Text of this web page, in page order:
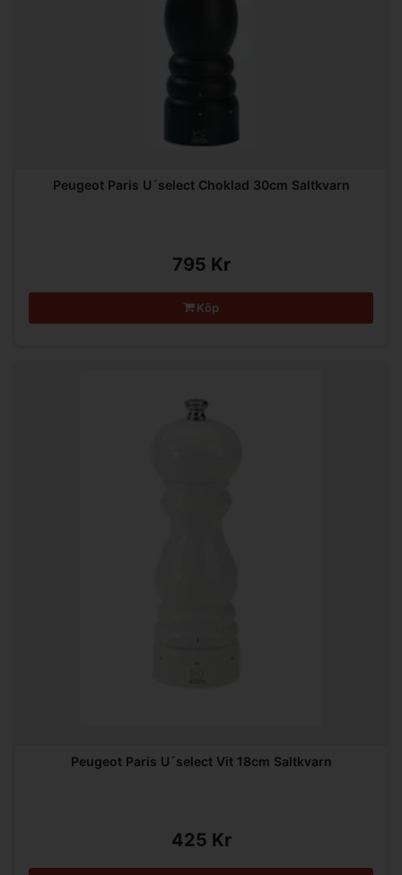
Peugeot Paris U´select Choklad 30cm Saltkvarn
795 Kr
Köp
Peugeot Paris U´select Vit 18cm Saltkvarn
425 Kr